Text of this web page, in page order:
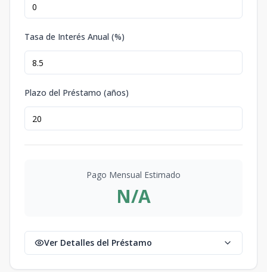
Tasa de Interés Anual (%)
Plazo del Préstamo (años)
Pago Mensual Estimado
N/A
Ver Detalles del Préstamo